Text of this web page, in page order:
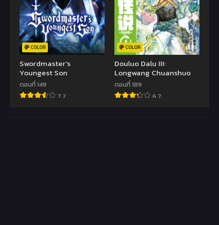
COLOR
Swordmaster’s
Youngest Son
ตอนที่ 149
7.2
COLOR
Douluo Dalu III:
Longwang Chuanshuo
ตอนที่ 189
6.7